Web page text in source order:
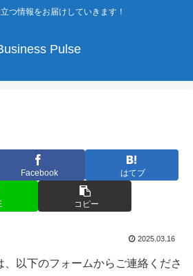
つ情報をお届けしていきます！
Pulse
Facebook はてブ
コピー
2025.03.16
、以下のフォームからご連絡くださ